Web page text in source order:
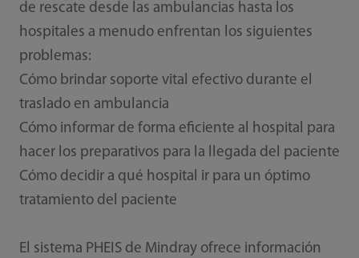
de rescate desde las ambulancias hasta los
hospitales a menudo enfrentan los siguientes
problemas:
Cómo brindar soporte vital efectivo durante el
traslado en ambulancia
Cómo informar de forma eficiente al hospital para
hacer los preparativos para la llegada del paciente
Cómo decidir a qué hospital ir para un óptimo
tratamiento del paciente
El sistema PHEIS de Mindray ofrece información